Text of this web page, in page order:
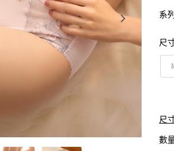
系
尺
尺
數